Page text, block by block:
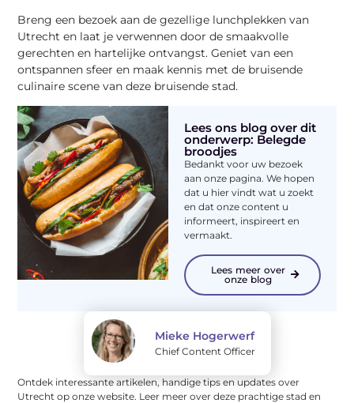
Breng een bezoek aan de gezellige lunchplekken van
Utrecht en laat je verwennen door de smaakvolle
gerechten en hartelijke ontvangst. Geniet van een
ontspannen sfeer en maak kennis met de bruisende
culinaire scene van deze bruisende stad.
Lees ons blog over dit
onderwerp: Belegde
broodjes
Bedankt voor uw bezoek
aan onze pagina. We hopen
dat u hier vindt wat u zoekt
en dat onze content u
informeert, inspireert en
vermaakt.
Lees meer over
onze blog
Mieke Hogerwerf
Chief Content Officer
Ontdek interessante artikelen, handige tips en updates over
Utrecht op onze website. Leer meer over deze prachtige stad en